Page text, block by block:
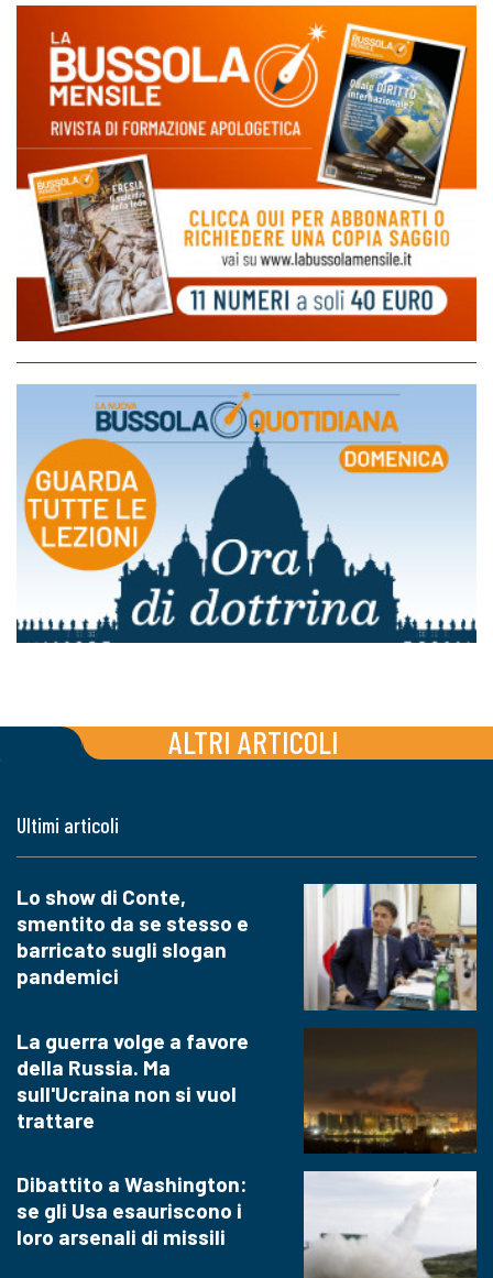
ALTRI ARTICOLI
Ultimi articoli
Lo show di Conte,
smentito da se stesso e
barricato sugli slogan
pandemici
La guerra volge a favore
della Russia. Ma
sull'Ucraina non si vuol
trattare
Dibattito a Washington:
se gli Usa esauriscono i
loro arsenali di missili